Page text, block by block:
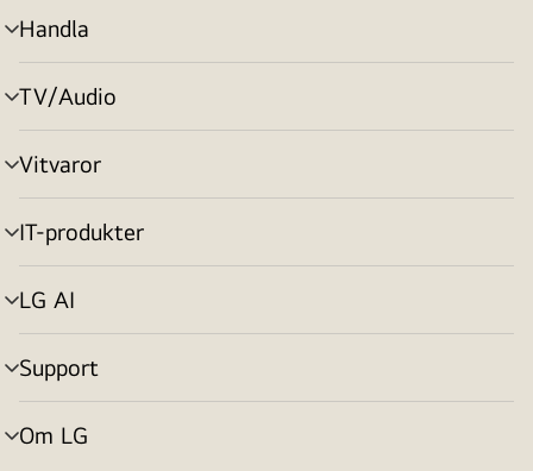
Handla
menyväxling
TV/Audio
menyväxling
Vitvaror
menyväxling
IT-produkter
menyväxling
LG AI
menyväxling
Support
menyväxling
Om LG
menyväxling